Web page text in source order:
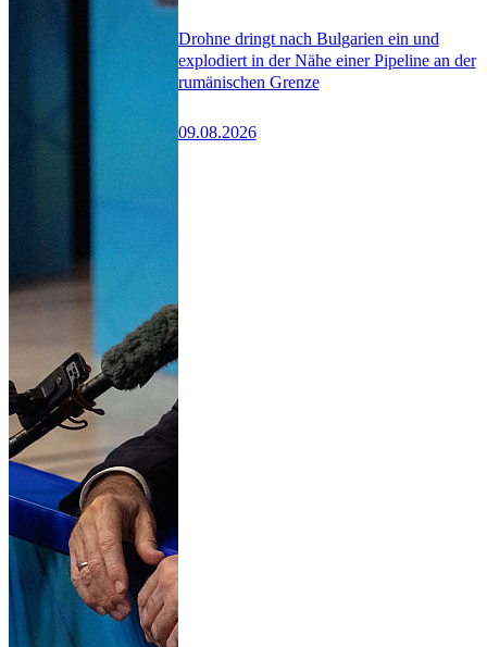
Drohne dringt nach Bulgarien ein und
explodiert in der Nähe einer Pipeline an der
rumänischen Grenze
09.08.2026